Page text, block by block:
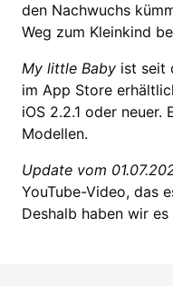
den Nachwuchs
Weg zum Kleinkind
My little Baby ist seit
im App Store
iOS 2.2.1 oder
Modellen.
Update vom
YouTube-Video, das
Deshalb haben wir